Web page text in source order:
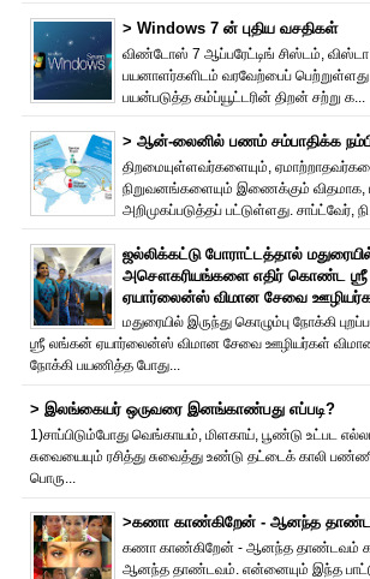
> Windows 7 ன் புதிய வசதிகள்
விண்டோஸ் 7 ஆப்பரேட்டிங் சிஸ்டம்,
பயனாளர்களிடம் வரவேற்பைப்
பயன்படுத்த கம்ப்யூட்டரின் திறன் சற்று க...
> ஆன்-லைனில் பணம் சம்பாதிக்க
திறமையுள்ளவர்களையும்,
நிறுவனங்களையும் இணைக்கும் விதமாக,
அறிமுகப்படுத்தப் பட்டுள்ளது. சாப்ட்வேர்,
ஜல்லிக்கட்டு போராட்டத்தால்
அசௌகரியங்களை எதிர் கொண்ட
ஏயார்லைன்ஸ் விமான சேவை
மதுரையில் இருந்து கொழும்பு நோக்கி
ஶ்ரீ லங்கன் ஏயார்லைன்ஸ் விமான சேவை ஊழியர்கள்
நோக்கி பயணித்த போது...
> இலங்கையர் ஒருவரை இனங்காண்பது எப்படி?
1)சாப்பிடும்போது வெங்காயம், மிளகாய், பூண்டு உட்பட
சுவையையும் ரசித்து சுவைத்து உண்டு தட்டைக் காலி
பொரு...
>கணா காண்கிறேன் - ஆனந்த
கணா காண்கிறேன் - ஆனந்த தாண்டவம்
ஆனந்த தாண்டவம். என்னையும் இந்த பாட்டு